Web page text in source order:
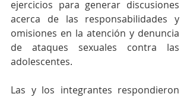
ejercicios para generar discusiones
acerca de las responsabilidades y
omisiones en la atención y denuncia
de ataques sexuales contra las
adolescentes.
Las y los integrantes respondieron